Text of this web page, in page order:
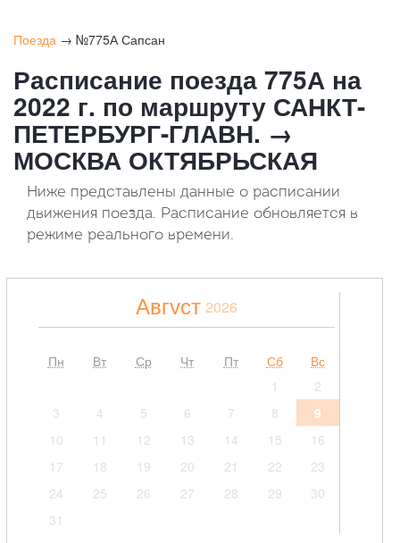
Поезда → №775А Сапсан
Расписание поезда 775А на
2022 г. по маршруту САНКТ-
ПЕТЕРБУРГ-ГЛАВН. →
МОСКВА ОКТЯБРЬСКАЯ
Ниже представлены данные о расписании
движения поезда. Расписание обновляется в
режиме реального времени.
Август 2026
Пн Вт Ср Чт Пт Сб
Вс
1
2
3
4 5 6 7 8
9
10
11 12 13 14 15
16
17
18 19 20 21 22
23
24
25 26 27 28 29
30
31